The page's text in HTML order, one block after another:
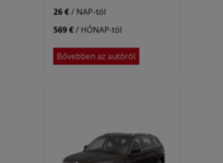
26 €/ NAP-tól
569 €/ HÓNAP-tól
Bővebben az autóról